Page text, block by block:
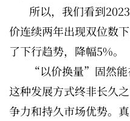
所以，我们看到
价连续两年出现双位数
了下行趋势，降幅5%。
“以价换量”固然能
这种发展方式终非长久
争力和持久市场优势。